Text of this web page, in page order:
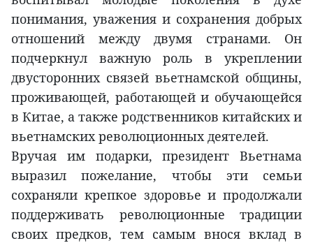
понимания, уважения и сохранения добрых
отношений между двумя странами. Он
подчеркнул важную роль в укреплении
двусторонних связей вьетнамской общины,
проживающей, работающей и обучающейся
в Китае, а также родственников китайских и
вьетнамских революционных деятелей.
Вручая им подарки, президент Вьетнама
выразил пожелание, чтобы эти семьи
сохраняли крепкое здоровье и продолжали
поддерживать революционные традиции
своих предков, тем самым внося вклад в